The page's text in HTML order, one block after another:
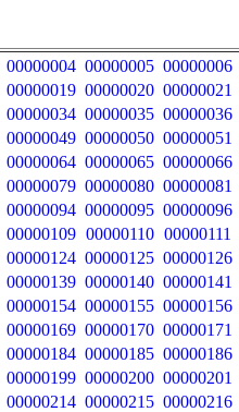
00000004 00000005 00000006
00000019 00000020 00000021
00000034 00000035 00000036
00000049 00000050 00000051
00000064 00000065 00000066
00000079 00000080 00000081
00000094 00000095 00000096
00000109 00000110 00000111
00000124 00000125 00000126
00000139 00000140 00000141
00000154 00000155 00000156
00000169 00000170 00000171
00000184 00000185 00000186
00000199 00000200 00000201
00000214 00000215 00000216